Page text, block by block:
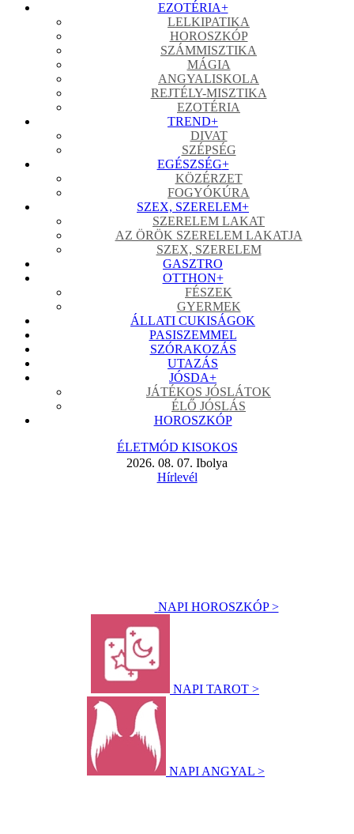
EZOTÉRIA+
LELKIPATIKA
HOROSZKÓP
SZÁMMISZTIKA
MÁGIA
ANGYALISKOLA
REJTÉLY-MISZTIKA
EZOTÉRIA
TREND+
DIVAT
SZÉPSÉG
EGÉSZSÉG+
KÖZÉRZET
FOGYÓKÚRA
SZEX, SZERELEM+
SZERELEM LAKAT
AZ ÖRÖK SZERELEM LAKATJA
SZEX, SZERELEM
GASZTRO
OTTHON+
FÉSZEK
GYERMEK
ÁLLATI CUKISÁGOK
PASISZEMMEL
SZÓRAKOZÁS
UTAZÁS
JÓSDA+
JÁTÉKOS JÓSLÁTOK
ÉLŐ JÓSLÁS
HOROSZKÓP
ÉLETMÓD KISOKOS
2026. 08. 07. Ibolya
Hírlevél
NAPI HOROSZKÓP >
NAPI TAROT >
NAPI ANGYAL >